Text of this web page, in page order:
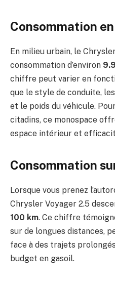
Consommation
En milieu urbain, le
consommation d’environ
chiffre peut varier en
que le style de conduite,
et le poids du véhicule.
citadins, ce monospace
espace intérieur et
Consommation
Lorsque vous prenez
Chrysler Voyager 2.5
100 km. Ce chiffre
sur de longues distances,
face à des trajets
budget en gasoil.